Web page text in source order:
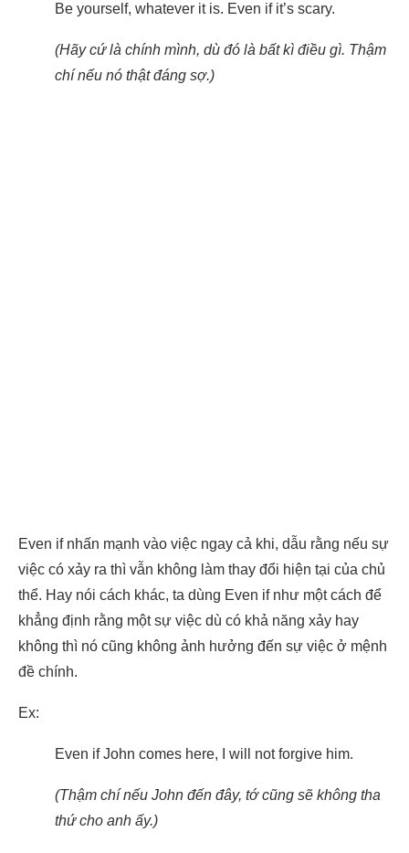
Be yourself, whatever it is. Even if it’s scary.
(Hãy cứ là chính mình, dù đó là bất kì điều gì. Thậm
chí nếu nó thật đáng sợ.)
Even if nhấn mạnh vào việc ngay cả khi, dẫu rằng nếu sự
việc có xảy ra thì vẫn không làm thay đổi hiện tại của chủ
thể. Hay nói cách khác, ta dùng Even if như một cách để
khẳng định rằng một sự việc dù có khả năng xảy hay
không thì nó cũng không ảnh hưởng đến sự việc ở mệnh
đề chính.
Ex:
Even if John comes here, I will not forgive him.
(Thậm chí nếu John đến đây, tớ cũng sẽ không tha
thứ cho anh ấy.)